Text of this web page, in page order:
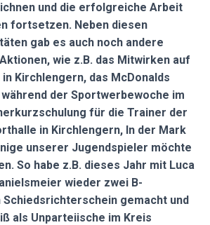
und die erfolgreiche Arbeit
fortsetzen. Neben diesen
gab es auch noch andere
wie z.B. das Mitwirken auf
Kirchlengern, das McDonalds
der Sportwerbewoche im
für die Trainer der
in Kirchlengern, In der Mark
unserer Jugendspieler möchte
So habe z.B. dieses Jahr mit Luca
wieder zwei B-
Schiedsrichterschein gemacht und
als Unparteiische im Kreis